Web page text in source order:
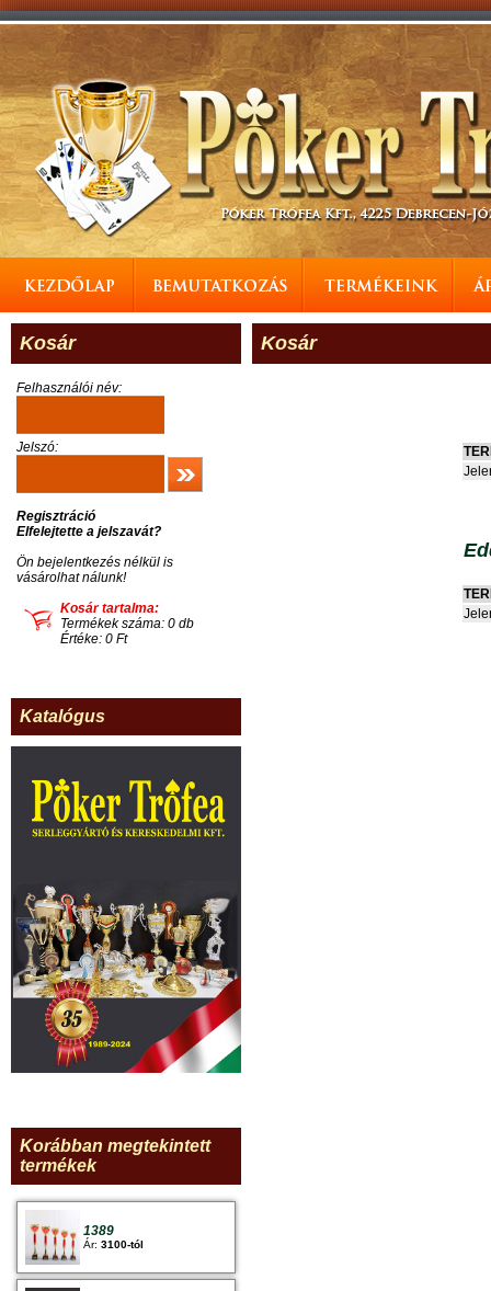
Kosár
Felhasználói név:
Jelszó:
Regisztráció
Elfelejtette a jelszavát?
Ön bejelentkezés nélkül is
vásárolhat nálunk!
Kosár tartalma:
Termékek száma: 0 db
Értéke: 0 Ft
Katalógus
Korábban megtekintett
termékek
1389
Ár: 3100-tól
Kosár